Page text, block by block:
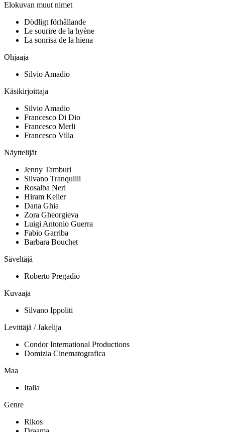
Elokuvan muut nimet
Dödligt förhållande
Le sourire de la hyène
La sonrisa de la hiena
Ohjaaja
Silvio Amadio
Käsikirjoittaja
Silvio Amadio
Francesco Di Dio
Francesco Merli
Francesco Villa
Näyttelijät
Jenny Tamburi
Silvano Tranquilli
Rosalba Neri
Hiram Keller
Dana Ghia
Zora Gheorgieva
Luigi Antonio Guerra
Fabio Garriba
Barbara Bouchet
Säveltäjä
Roberto Pregadio
Kuvaaja
Silvano Ippoliti
Levittäjä / Jakelija
Condor International Productions
Domizia Cinematografica
Maa
Italia
Genre
Rikos